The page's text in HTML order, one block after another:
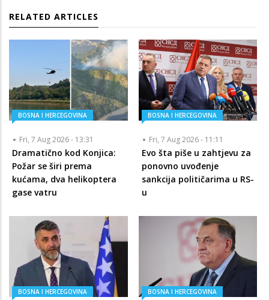
RELATED ARTICLES
BOSNA I HERCEGOVINA
Fri, 7 Aug 2026 - 13:31
Dramatično kod Konjica:
Požar se širi prema
kućama, dva helikoptera
gase vatru
BOSNA I HERCEGOVINA
Fri, 7 Aug 2026 - 11:11
Evo šta piše u zahtjevu za
ponovno uvođenje
sankcija političarima u RS-
u
BOSNA I HERCEGOVINA BOSNA I HERCEGOVINA